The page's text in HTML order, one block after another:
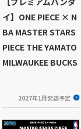
イ】ONE PIECE × N
BA MASTER STARS
PIECE THE YAMATO
MILWAUKEE BUCKS
2027年1月発送予定